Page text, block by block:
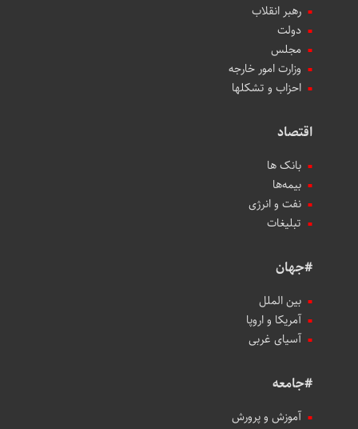
رهبر انقلاب
دولت
مجلس
وزارت امور خارجه
احزاب و تشکلها
اقتصاد
بانک ها
بیمه‌ها
نفت و انرژی
تبلیغات
#جهان
بین الملل
آمریکا و اروپا
آسیای غربی
#جامعه
آموزش و پرورش